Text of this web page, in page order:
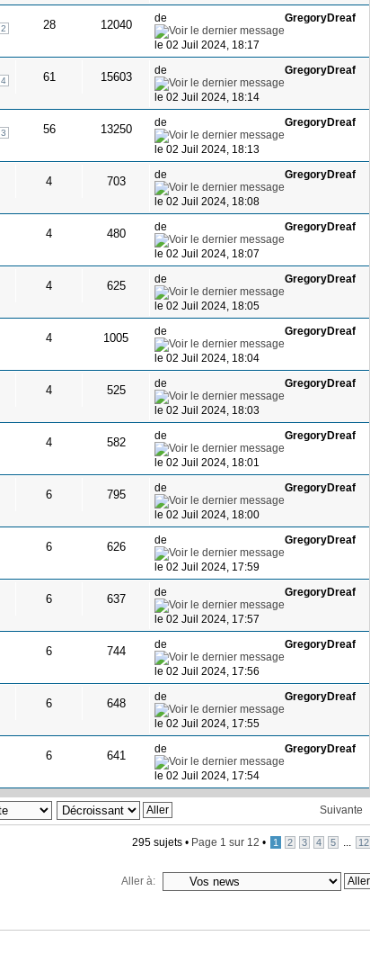
2 28 12040 deGregoryDreaf
le 02 Juil 2024, 18:17
4 61 15603 deGregoryDreaf
le 02 Juil 2024, 18:14
3 56 13250 deGregoryDreaf
le 02 Juil 2024, 18:13
4 703 deGregoryDreaf
le 02 Juil 2024, 18:08
4 480 deGregoryDreaf
le 02 Juil 2024, 18:07
4 625 deGregoryDreaf
le 02 Juil 2024, 18:05
4 1005 deGregoryDreaf
le 02 Juil 2024, 18:04
4 525 deGregoryDreaf
le 02 Juil 2024, 18:03
4 582 deGregoryDreaf
le 02 Juil 2024, 18:01
6 795 deGregoryDreaf
le 02 Juil 2024, 18:00
6 626 deGregoryDreaf
le 02 Juil 2024, 17:59
6 637 deGregoryDreaf
le 02 Juil 2024, 17:57
6 744 deGregoryDreaf
le 02 Juil 2024, 17:56
6 648 deGregoryDreaf
le 02 Juil 2024, 17:55
6 641 deGregoryDreaf
le 02 Juil 2024, 17:54
Suivante
295 sujets • Page 1 sur 12 • 1 2 3 4 5 12
Aller à: